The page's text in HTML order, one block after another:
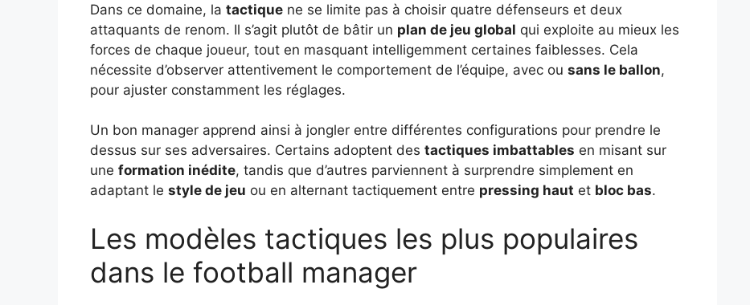
Dans ce domaine, la tactique ne se limite pas à choisir quatre défenseurs et deux
attaquants de renom. Il s’agit plutôt de bâtir un plan de jeu global qui exploite au mieux les
forces de chaque joueur, tout en masquant intelligemment certaines faiblesses. Cela
nécessite d’observer attentivement le comportement de l’équipe, avec ou sans le ballon,
pour ajuster constamment les réglages.
Un bon manager apprend ainsi à jongler entre différentes configurations pour prendre le
dessus sur ses adversaires. Certains adoptent des tactiques imbattables en misant sur
une formation inédite, tandis que d’autres parviennent à surprendre simplement en
adaptant le style de jeu ou en alternant tactiquement entre pressing haut et bloc bas.
Les modèles tactiques les plus populaires
dans le football manager